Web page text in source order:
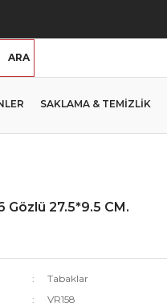
ARA
SAKLAMA & TEMİZLİK
Gözlü 27.5*9.5 CM.
Tabaklar
VR158